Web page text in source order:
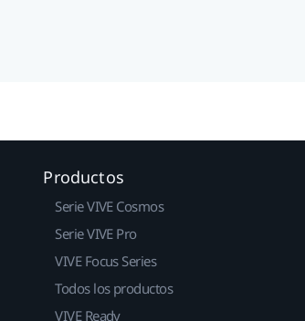
Productos
Serie VIVE Cosmos
Serie VIVE Pro
VIVE Focus Series
Todos los productos
VIVE Ready